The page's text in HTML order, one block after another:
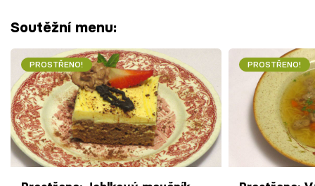
Soutěžní menu:
PROSTŘENO! PROSTŘENO!